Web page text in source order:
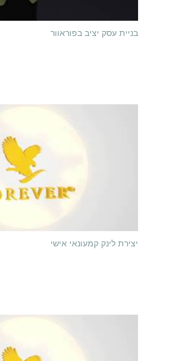
בניית עסק יציב בפוראוור
יצירת לינק קמעונאי אישי